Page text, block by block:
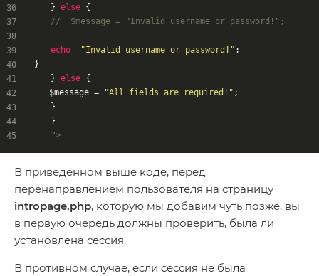
	}
else {
//  $message = "Invalid username or password!";
echo "Invalid username or password!" ;
}
	}
else {
    $message =
"All fields are required!" ;
	}
	}
?>
В приведенном выше коде, перед
перенаправлением пользователя на страницу
intropage.php, которую мы добавим чуть позже, вы
в первую очередь должны проверить, была ли
установлена сессия.
В противном случае, если сессия не была